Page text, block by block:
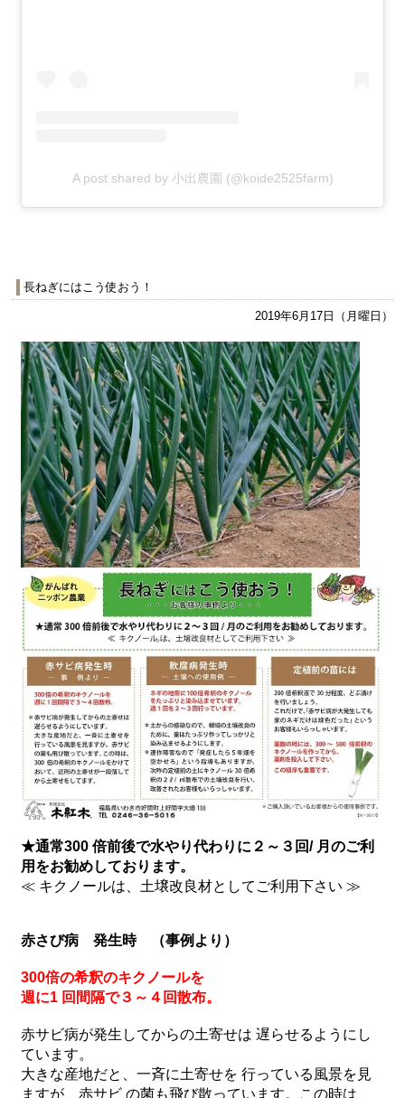
A post shared by 小出農園 (@koide2525farm)
長ねぎにはこう使おう！
2019年6月17日（月曜日）
★通常300 倍前後で水やり代わりに２～３回/ 月のご利
用をお勧めしております。
≪ キクノールは、土壌改良材としてご利用下さい ≫
赤さび病 発生時 （事例より）
300倍の希釈のキクノールを
週に1 回間隔で３～４回散布。
赤サビ病が発生してからの土寄せは 遅らせるようにし
ています。
大きな産地だと、一斉に土寄せを 行っている風景を見
ますが、赤サビ の菌も飛び散っています。この時は、